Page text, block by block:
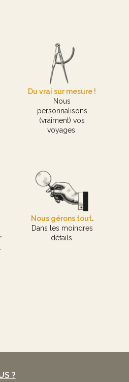
Du vrai sur mesure !
Nous
personnalisons
(vraiment) vos
voyages.
Nous gérons tout.
Dans les moindres
détails.
?